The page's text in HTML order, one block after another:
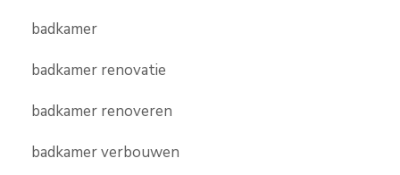
badkamer
badkamer renovatie
badkamer renoveren
badkamer verbouwen